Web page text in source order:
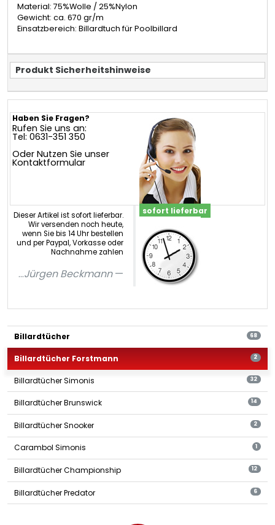
Material: 75%Wolle / 25%Nylon
Gewicht: ca. 670 gr/m
Einsatzbereich: Billardtuch für Poolbillard
Produkt Sicherheitshinweise
Haben Sie Fragen?
Rufen Sie uns an:
Tel: 0631-351 350
Oder Nutzen Sie unser
Kontaktformular
Dieser Artikel ist sofort lieferbar.
Wir versenden noch heute,
wenn Sie bis 14 Uhr bestellen
und per Paypal, Vorkasse oder
Nachnahme zahlen
...Jürgen Beckmann
sofort lieferbar
Billardtücher 68
Billardtücher Forstmann 2
Billardtücher Simonis 32
Billardtücher Brunswick 14
Billardtücher Snooker 2
Carambol Simonis 1
Billardtücher Championship 12
Billardtücher Predator 6